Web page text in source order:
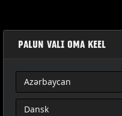
KIT DO CHICOTE DE
PALUN VALI OMA KEEL
Azərbaycan
Dansk